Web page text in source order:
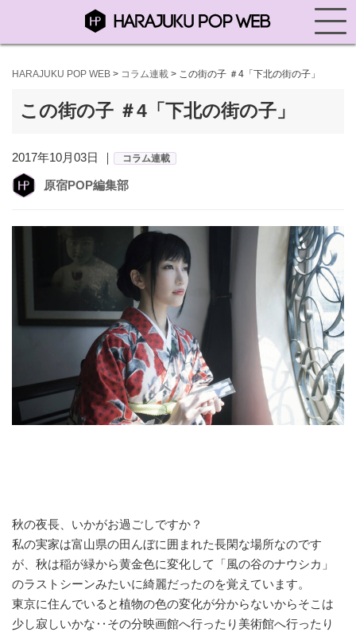
HARAJUKU POP WEB > コラム連載 > この街の子 ＃4「下北の街の子」
この街の子 ＃4「下北の街の子」
2017年10月03日 ｜ コラム連載
原宿POP編集部
秋の夜長、いかがお過ごしですか？
私の実家は富山県の田んぼに囲まれた長閑な場所なのです
が、秋は稲が緑から黄金色に変化して「風の谷のナウシカ」
のラストシーンみたいに綺麗だったのを覚えています。
東京に住んでいると植物の色の変化が分からないからそこは
少し寂しいかな‥その分映画館へ行ったり美術館へ行ったり